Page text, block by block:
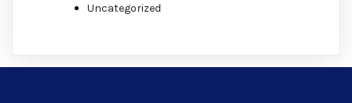
Uncategorized